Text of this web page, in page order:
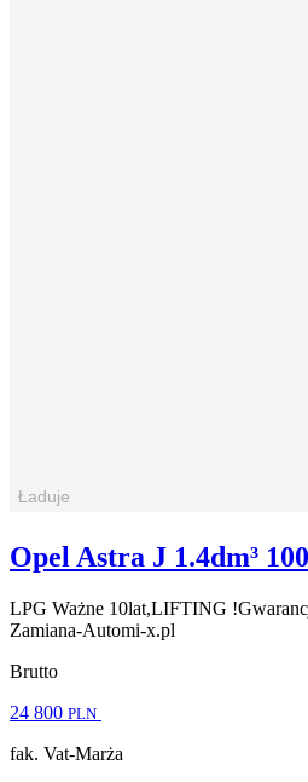
Opel Astra J 1.4dm³
LPG Ważne 10lat,LIFTING
Zamiana-Automi-x.pl
Brutto
24 800 PLN
fak. Vat-Marża